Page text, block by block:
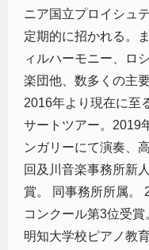
ニア国立プロイシュ
定期的に招かれる。
ィルハーモニー、ロ
楽団他、数多くの主
2016年より現在に至
サートツアー。2019
ンガリーにて演奏、
回及川音楽事務所新
賞。 同事務所所属。
コンクール第3位受
明知大学校ピアノ教